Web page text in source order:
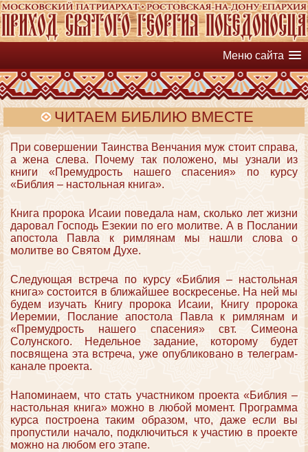
Меню сайта
ЧИТАЕМ БИБЛИЮ ВМЕСТЕ
При совершении Таинства Венчания муж стоит справа,
а жена слева. Почему так положено, мы узнали из
книги «Премудрость нашего спасения» по курсу
«Библия – настольная книга».
Книга пророка Исаии поведала нам, сколько лет жизни
даровал Господь Езекии по его молитве. А в Послании
апостола Павла к римлянам мы нашли слова о
молитве во Святом Духе.
Следующая встреча по курсу «Библия – настольная
книга» состоится в ближайшее воскресенье. На ней мы
будем изучать Книгу пророка Исаии, Книгу пророка
Иеремии, Послание апостола Павла к римлянам и
«Премудрость нашего спасения» свт. Симеона
Солунского. Недельное задание, которому будет
посвящена эта встреча, уже опубликовано в телеграм-
канале проекта.
Напоминаем, что стать участником проекта «Библия –
настольная книга» можно в любой момент. Программа
курса построена таким образом, что, даже если вы
пропустили начало, подключиться к участию в проекте
можно на любом его этапе.